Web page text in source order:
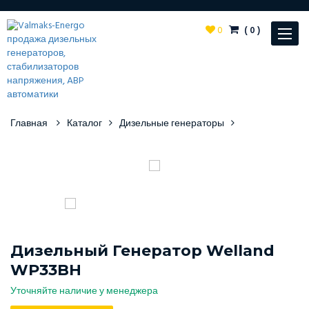
Toggle
0 (0)
Главная Каталог Дизельные генераторы
Дизельный Генератор Welland
WP33BH
Уточняйте наличие у менеджера